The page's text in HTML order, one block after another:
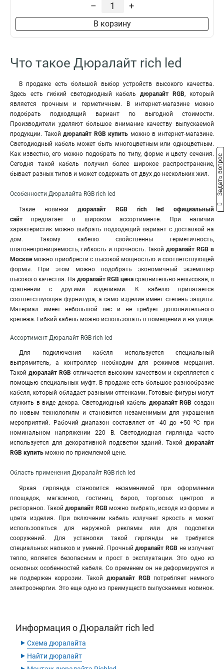
– +
В корзину
Что такое Дюралайт rich led
В продаже есть большой выбор устройств высокого качества.
Здесь есть гибкий светодиодный кабель дюралайт RGB, который
является прочным и герметичным. В интернет-магазине можно
подобрать подходящий вариант по выгодной стоимости.
Производители уделяют большое внимание качеству выпускаемой
продукции. Такойдюралайт RGB купить можно в интернет-магазине.
Светодиодный кабель может быть многоцветным или одноцветным.
Как известно, его можно подобрать по типу, форме и цвету сечения.
Сегодня такой кабель получил более широкое распространение,
бывает разных типов и может содержать от двух до нескольких жил.
Особенности Дюралайта RGB rich led
Такие новинкидюралайт RGB rich led официальный
сайт предлагает в широком ассортименте. При наличии
характеристик можно выбрать подходящий вариант с доставкой на
дом. Такому кабелю свойственны герметичность,
влагонепроницаемость, гибкость и прочность. Такой дюралайт RGB в
Москве можно приобрести с высокой мощностью и соответствующей
формы. При этом можно подобрать экономичный экземпляр
высокого качества. На дюралайт RGB цена сравнительно невысокая, в
сравнении с другими изделиями. К кабелю прилагается
соответствующая фурнитура, а само изделие имеет степень защиты.
Материал имеет небольшой вес и не требует дополнительного
крепежа. Гибкий кабель можно использовать в помещении и на улице.
Ассортимент Дюралайт RGB rich led
Для подключения кабеля используется специальный
выпрямитель, а контроллер необходим для режимов мерцания.
Такой дюралайт RGB отличается высоким качеством и скрепляется с
помощью специальных муфт. В продаже есть большое разнообразие
кабеля, который обладает разными оттенками. Готовые фигуры могут
служить в виде декора. Светодиодный кабель дюралайт RGB создан
по новым технологиям и становится незаменимым для украшения
мероприятий. Рабочий диапазон составляет от -40 до +50оС при
номинальном напряжении 220 В. Светодиодная гирлянда часто
используется для декоративной подсветки зданий. Такой дюралайт
RGB купить можно по приемлемой цене.
Область применения Дюралайт RGB rich led
Яркая гирлянда становится незаменимой при оформлении
площадок, магазинов, гостиниц, баров, торговых центров и
ресторанов. Такойдюралайт RGB можно выбрать, исходя из формы и
цвета изделия. При включении кабель излучает яркость и может
использоваться для наружной рекламы или для подсветки
сооружений. Для установки такой гирлянды не требуется
специальных навыков и умений. Прочныйдюралайт RGB не излучает
тепло, является безопасным и прост в эксплуатации. Это одно из
основных особенностей кабеля. Со временем он не деформируется и
не подвержен коррозии. Такой дюралайт RGB потребляет немного
электроэнергии. Это еще одно из преимуществ выпускаемых новинок.
Информация о Дюралайт rich led
‣ Схема дюралайта
‣ Найти дюралайт
Задать вопрос